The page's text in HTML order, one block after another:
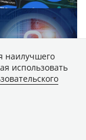
наилучшего
использовать